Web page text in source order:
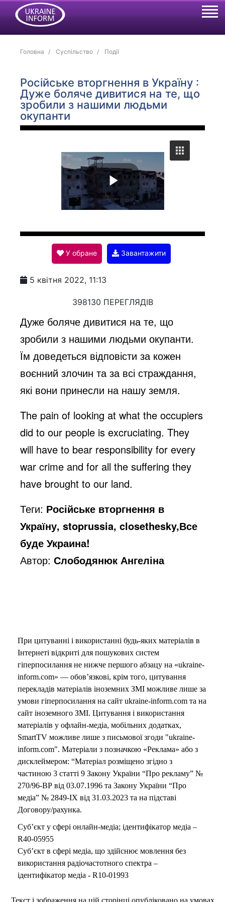
Головна Суспільство Події
Російське вторгнення в Україну :
Дуже боляче дивитися на те, що
зробили з нашими людьми
окупанти
P
l
a
y
V
i
d
e
o
У обране Завантажити
5 квітня 2022, 11:13
398130 ПЕРЕГЛЯДІВ
Дуже боляче дивитися на те, що
зробили з нашими людьми окупанти.
Їм доведеться відповісти за кожен
воєнний злочин та за всі страждання,
які вони принесли на нашу земля.
The pain of looking at what the occupiers
did to our people is excruciating. They
will have to bear responsibility for every
war crime and for all the suffering they
have brought to our land.
Теги: Російське вторгнення в
Україну, stoprussia, closethesky,Все
буде Украина!
Автор:Слободянюк Ангеліна
При цитуванні і використанні будь-яких матеріалів в
Інтернеті відкриті для пошукових систем
гіперпосилання не нижче першого абзацу на «ukraine-
inform.com» — обов’язкові, крім того, цитування
перекладів матеріалів іноземних ЗМІ можливе лише за
умови гіперпосилання на сайт ukraine-inform.com та на
сайт іноземного ЗМІ. Цитування і використання
матеріалів у офлайн-медіа, мобільних додатках,
SmartTV можливе лише з письмової згоди "ukraine-
inform.com". Матеріали з позначкою «Реклама» або з
дисклеймером: “Матеріал розміщено згідно з
частиною 3 статті 9 Закону України “Про рекламу” №
270/96-ВР від 03.07.1996 та Закону України “Про
медіа” № 2849-IX від 31.03.2023 та на підставі
Договору/рахунка.
Суб’єкт у сфері онлайн-медіа; ідентифікатор медіа –
R40-05955
Суб’єкт в сфері медіа, що здійснює мовлення без
використання радіочастотного спектра –
ідентифікатор медіа - R10-01993
Текст і зображення на цій сторінці опубліковано на умовах